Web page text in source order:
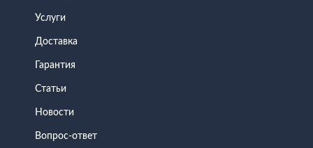
Услуги
Доставка
Гарантия
Статьи
Новости
Вопрос-ответ